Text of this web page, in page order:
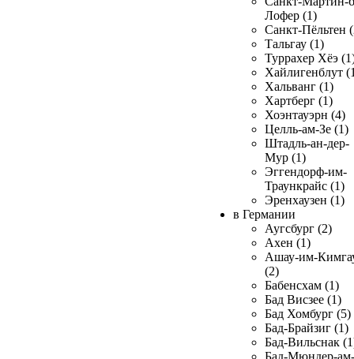
Лофер (1)
Санкт-Пёльтен
Тальгау (1)
Туррахер Хёэ
Хайлигенблут
Хальванг (1)
Хартберг (1)
Хоэнтауэрн (4)
Целль-ам-Зе (1)
Штадль-ан-дер-
Мур (1)
Эггендорф-им-
Траункрайс (1)
Эренхаузен (1)
в Германии
Аугсбург (2)
Ахен (1)
Ашау-им-
(2)
Бабенсхам (1)
Бад Висзее (1)
Бад Хомбург (5)
Бад-Брайзиг (1)
Бад-Вильснак
Бад-Мюндер-ам-